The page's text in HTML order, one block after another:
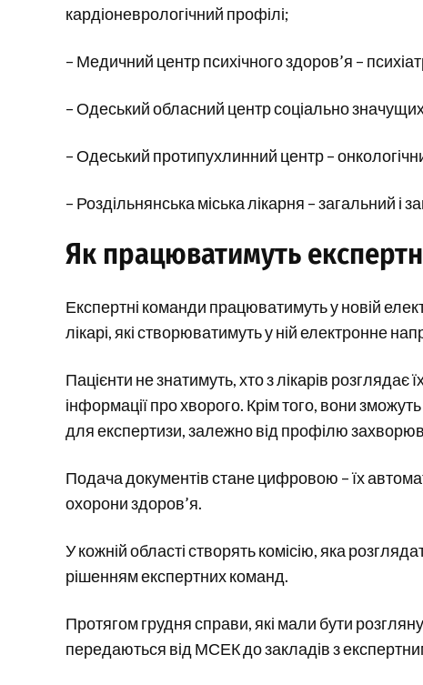
кардіоневрологічний профілі;
– Медичний центр психічного здоров’я –
– Одеський обласний центр соціально
– Одеський протипухлинний центр –
– Роздільнянська міська лікарня – загальний і
Як працюватимуть
Експертні команди працюватимуть у новій
лікарі, які створюватимуть у ній електронне
Пацієнти не знатимуть, хто з лікарів
інформації про хворого. Крім того, вони
для експертизи, залежно від профілю
Подача документів стане цифровою – їх
охорони здоров’я.
У кожній області створять комісію, яка
рішенням експертних команд.
Протягом грудня справи, які мали бути
передаються від МСЕК до закладів з